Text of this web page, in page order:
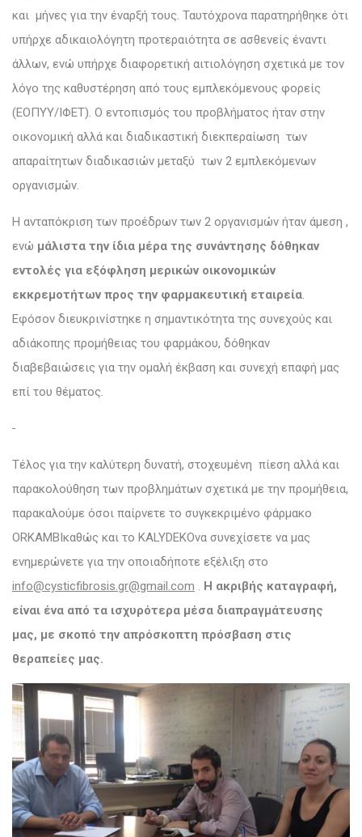
και μήνες για την έναρξή τους. Ταυτόχρονα παρατηρήθηκε ότι
υπήρχε αδικαιολόγητη προτεραιότητα σε ασθενείς έναντι
άλλων, ενώ υπήρχε διαφορετική αιτιολόγηση σχετικά με τον
λόγο της καθυστέρηση από τους εμπλεκόμενους φορείς
(ΕΟΠΥΥ/ΙΦΕΤ). Ο εντοπισμός του προβλήματος ήταν στην
οικονομική αλλά και διαδικαστική διεκπεραίωση των
απαραίτητων διαδικασιών μεταξύ των 2 εμπλεκόμενων
οργανισμών.
Η ανταπόκριση των προέδρων των 2 οργανισμών ήταν άμεση ,
ενώ μάλιστα την ίδια μέρα της συνάντησης δόθηκαν
εντολές για εξόφληση μερικών οικονομικών
εκκρεμοτήτων προς την φαρμακευτική εταιρεία.
Εφόσον διευκρινίστηκε η σημαντικότητα της συνεχούς και
αδιάκοπης προμήθειας του φαρμάκου, δόθηκαν
διαβεβαιώσεις για την ομαλή έκβαση και συνεχή επαφή μας
επί του θέματος.
Τέλος για την καλύτερη δυνατή, στοχευμένη πίεση αλλά και
παρακολούθηση των προβλημάτων σχετικά με την προμήθεια,
παρακαλούμε όσοι παίρνετε το συγκεκριμένο φάρμακο
ORKAMBIκαθώς και το KALYDEKOνα συνεχίσετε να μας
ενημερώνετε για την οποιαδήποτε εξέλιξη στο
info@cysticfibrosis.gr@gmail.com . Η ακριβής καταγραφή,
είναι ένα από τα ισχυρότερα μέσα διαπραγμάτευσης
μας, με σκοπό την απρόσκοπτη πρόσβαση στις
θεραπείες μας.